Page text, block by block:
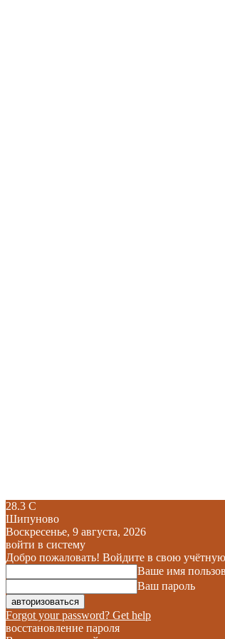
28.3 C
Шипуново
Воскресенье, 9 августа, 2026
войти в систему
Добро пожаловать! Войдите в свою
Ваше имя
Ваш пароль
Forgot your password? Get help
восстановление пароля